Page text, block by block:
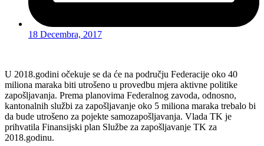
18 Decembra, 2017
U 2018.godini očekuje se da će na području Federacije oko 40
miliona maraka biti utrošeno u provedbu mjera aktivne politike
zapošljavanja. Prema planovima Federalnog zavoda, odnosno,
kantonalnih službi za zapošljavanje oko 5 miliona maraka trebalo bi
da bude utrošeno za pojekte samozapošljavanja. Vlada TK je
prihvatila Finansijski plan Službe za zapošljavanje TK za
2018.godinu.